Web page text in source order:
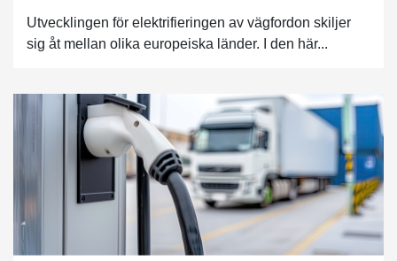
Utvecklingen för elektrifieringen av vägfordon skiljer
sig åt mellan olika europeiska länder. I den här...